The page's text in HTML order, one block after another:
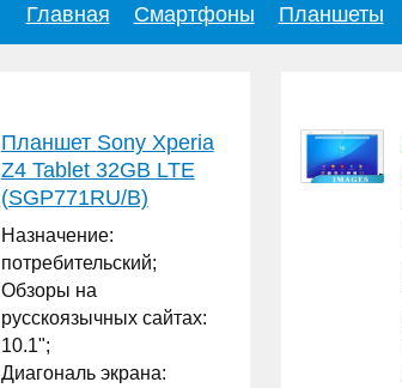
Главная Смартфоны Планшеты
Планшет Sony Xperia
Z4 Tablet 32GB LTE
(SGP771RU/B)
Назначение:
потребительский;
Обзоры на
русскоязычных сайтах:
10.1";
Диагональ экрана: